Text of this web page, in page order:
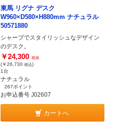
東馬 リグナ デスク
W960×D580×H880mm ナチュラル
50571880
シャープでスタイリッシュなデザイン
のデスク。
￥24,300 税抜
(￥26,730 税込)
1台
ナチュラル
267ポイント
お申込番号 J02607
カートへ